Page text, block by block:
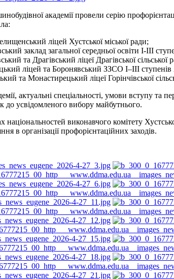
академії провели серію
ліцей Хустської міської ради;
заклад загальної середньої освіти І-ІІІ
та Драгівський ліцеї Драгівської сільської
ліцей та Боронявський ЗЗСО І–ІІІ ступенів
та Монастирецький ліцеї Горінчівської
актуальні спеціальності, умови вступу
до усвідомленого вибору майбутнього.
виконавчого комітету
в організації профорієнтаційних заходів.